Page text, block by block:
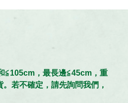
≦105cm，最長邊≦45cm，重
若不確定，請先詢問我們，